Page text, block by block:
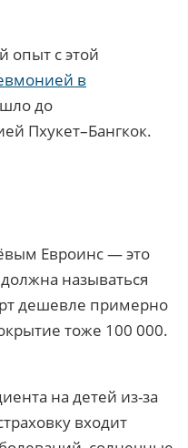
опыт с этой
в
до
Пхукет–Бангкок.
Евроинс — это
называться
дешевле примерно
тоже 100 000.
на детей из-за
входит